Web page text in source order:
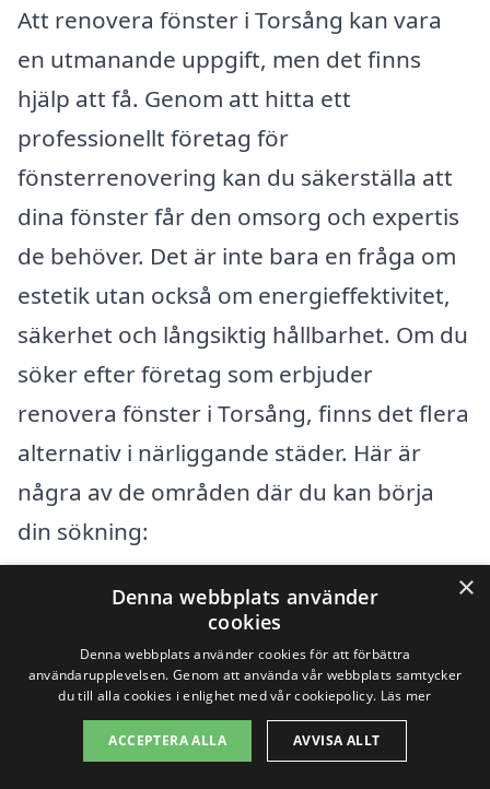
Att renovera fönster i Torsång kan vara
en utmanande uppgift, men det finns
hjälp att få. Genom att hitta ett
professionellt företag för
fönsterrenovering kan du säkerställa att
dina fönster får den omsorg och expertis
de behöver. Det är inte bara en fråga om
estetik utan också om energieffektivitet,
säkerhet och långsiktig hållbarhet. Om du
söker efter företag som erbjuder
renovera fönster i Torsång, finns det flera
alternativ i närliggande städer. Här är
några av de områden där du kan börja
din sökning:
Borlänge
Läsjö
Sundborn
Djurås
×
Denna webbplats använder
cookies
Denna webbplats använder cookies för att förbättra
användarupplevelsen. Genom att använda vår webbplats samtycker
du till alla cookies i enlighet med vår cookiepolicy. Läs mer
ACCEPTERA ALLA AVVISA ALLT